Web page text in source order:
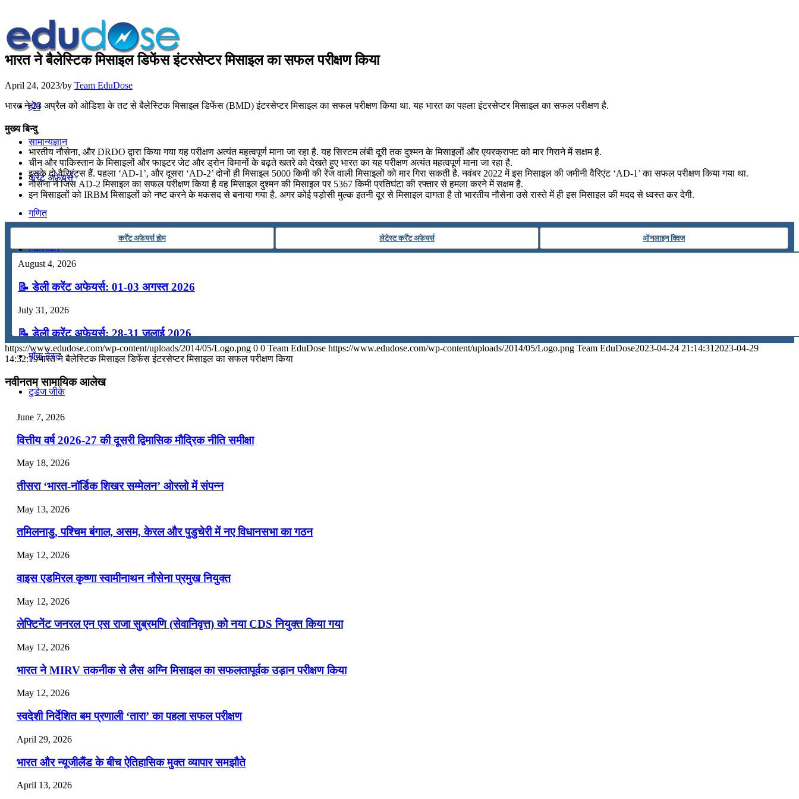
होम
सामान्यज्ञान
करेंट अफेयर्स
गणित
तर्कशक्ति
कंप्यूटर
मॉक टेस्ट
टुडेज जीके
भारत ने बैलेस्टिक मिसाइल डिफेंस इंटरसेप्टर मिसाइल का सफल परीक्षण किया
April 24, 2023/by Team EduDose
भारत ने 23 अप्रैल को ओडिशा के तट से बैलेस्टिक मिसाइल डिफेंस (BMD) इंटरसेप्टर मिसाइल का सफल परीक्षण किया था. यह भारत का पहला इंटरसेप्टर मिसाइल का सफल परीक्षण है.
मुख्य बिन्दु
भारतीय नौसेना, और DRDO द्वारा किया गया यह परीक्षण अत्यंत महत्वपूर्ण माना जा रहा है. यह सिस्टम लंबी दूरी तक दुश्मन के मिसाइलों और एयरक्राफ्ट को मार गिराने में सक्षम है.
चीन और पाकिस्तान के मिसाइलों और फाइटर जेट और ड्रोन विमानों के बढ़ते खतरे को देखते हुए भारत का यह परीक्षण अत्यंत महत्वपूर्ण माना जा रहा है.
इसके दो वैरिएंट्स हैं. पहला ‘AD-1’, और दूसरा ‘AD-2’ दोनों ही मिसाइल 5000 किमी की रेंज वाली मिसाइलों को मार गिरा सकती है. नवंबर 2022 में इस मिसाइल की जमीनी वैरिएंट ‘AD-1’ का सफल परीक्षण किया गया था.
नौसेना ने जिस AD-2 मिसाइल का सफल परीक्षण किया है वह मिसाइल दुश्मन की मिसाइल पर 5367 किमी प्रतिघंटा की रफ्तार से हमला करने में सक्षम है.
इन मिसाइलों को IRBM मिसाइलों को नष्ट करने के मकसद से बनाया गया है. अगर कोई पड़ोसी मुल्क इतनी दूर से मिसाइल दागता है तो भारतीय नौसेना उसे रास्ते में ही इस मिसाइल की मदद से ध्वस्त कर देगी.
कर्रेंट अफेयर्स होम लेटेस्ट कर्रेंट अफेयर्स ऑनलाइन क्विज
August 4, 2026
📝 डेली करेंट अफेयर्स: 01-03 अगस्त 2026
July 31, 2026
📝 डेली करेंट अफेयर्स: 28-31 जुलाई 2026
July 28, 2026
📝 डेली करेंट अफेयर्स: 25-27 जुलाई 2026
📝 डेली करेंट अफेयर्स: 22-24 जुलाई 2026
July 22, 2026
📝 डेली करेंट अफेयर्स: 19-21 जुलाई 2026
July 19, 2026
📝 डेली करेंट अफेयर्स: 16-18 जुलाई 2026
July 16, 2026
📝 डेली करेंट अफेयर्स: 13-15 जुलाई 2026
https://www.edudose.com/wp-content/uploads/2014/05/Logo.png 0 0 Team EduDose https://www.edudose.com/wp-content/uploads/2014/05/Logo.png Team EduDose2023-04-24 21:14:31 2023-04-29
14:32:19भारत ने बैलेस्टिक मिसाइल डिफेंस इंटरसेप्टर मिसाइल का सफल परीक्षण किया
नवीनतम सामायिक आलेख
June 7, 2026
वित्तीय वर्ष 2026-27 की दूसरी द्विमासिक मौद्रिक नीति समीक्षा
May 18, 2026
तीसरा ‘भारत-नॉर्डिक शिखर सम्मेलन’ ओस्लो में संपन्न
May 13, 2026
तमिलनाडु, पश्चिम बंगाल, असम, केरल और पुडुचेरी में नए विधानसभा का गठन
May 12, 2026
वाइस एडमिरल कृष्णा स्वामीनाथन नौसेना प्रमुख नियुक्त
May 12, 2026
लेफ्टिनेंट जनरल एन एस राजा सुब्रमणि (सेवानिवृत्त) को नया CDS नियुक्त किया गया
May 12, 2026
भारत ने MIRV तकनीक से लैस अग्नि मिसाइल का सफलतापूर्वक उड़ान परीक्षण किया
May 12, 2026
स्वदेशी निर्देशित बम प्रणाली ‘तारा’ का पहला सफल परीक्षण
April 29, 2026
भारत और न्यूजीलैंड के बीच ऐतिहासिक मुक्त व्यापार समझौते
April 13, 2026